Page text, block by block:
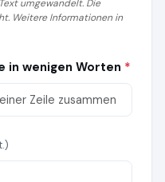
umgewandelt. Die
Weitere Informationen in
in wenigen Worten *